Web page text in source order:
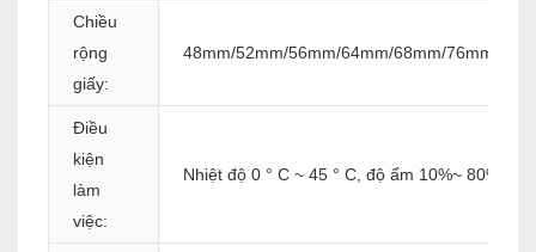
Chiều
rộng
giấy:
48mm/52mm/56mm/64mm/68mm/76mm/
Điều
kiện
làm
việc:
Nhiệt độ 0 ° C ~ 45 ° C, độ ẩm 10%~ 80%rh